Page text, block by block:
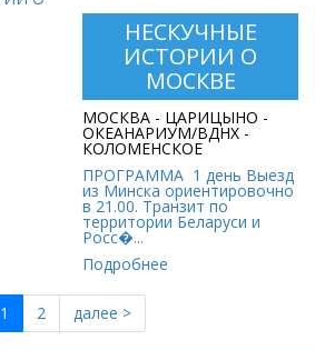
НЕСКУЧНЫЕ
ИСТОРИИ О
МОСКВЕ
МОСКВА - ЦАРИЦЫНО -
ОКЕАНАРИУМ/ВДНХ -
КОЛОМЕНСКОЕ
ПРОГРАММА 1 день Выезд
из Минска ориентировочно
в 21.00. Транзит по
территории Беларуси и
Росс�...
Подробнее
1 2 далее >